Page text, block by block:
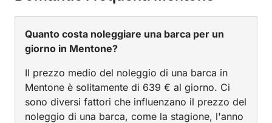
Quanto costa noleggiare una barca per un
giorno in Mentone?
Il prezzo medio del noleggio di una barca in
Mentone è solitamente di 639 € al giorno. Ci
sono diversi fattori che influenzano il prezzo del
noleggio di una barca, come la stagione, l'anno